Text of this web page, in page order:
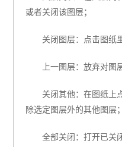
或者关闭该图层；
关闭图层：点击图纸
上一图层：放弃对图
关闭其他：在图纸上
除选定图层外的其他图层；
全部关闭：打开已关